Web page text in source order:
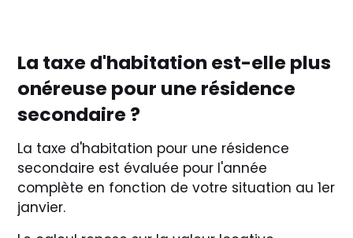
La taxe d'habitation est-elle plus
onéreuse pour une résidence
secondaire ?
La taxe d'habitation pour une résidence
secondaire est évaluée pour l'année
complète en fonction de votre situation au 1er
janvier.